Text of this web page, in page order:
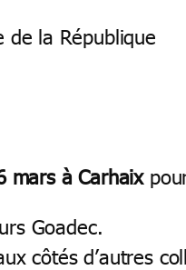
de la République
mars à Carhaix
Goadec.
côtés d’autres